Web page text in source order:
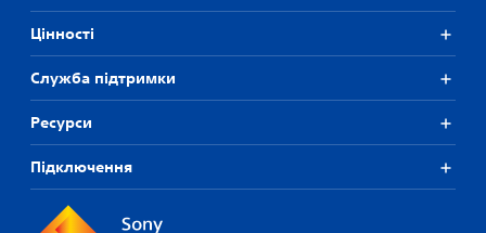
Цiнностi
Служба підтримки
Ресурси
Підключення